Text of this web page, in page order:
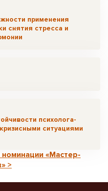
применения
снятия стресса и
психолога-
ситуациями
«Мастер-
>